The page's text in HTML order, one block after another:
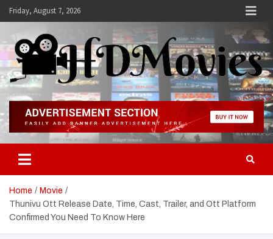
SkipFriday, August 7, 2026
Hdmovies
Home
Movie
Thunivu Ott Release Date, Time, Cast, Trailer, and Ott Platform
Confirmed You Need To Know Here